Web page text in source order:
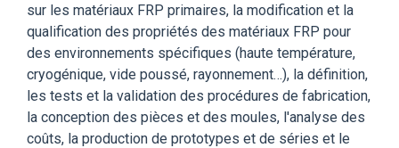
sur les matériaux FRP primaires, la modification et la
qualification des propriétés des matériaux FRP pour
des environnements spécifiques (haute température,
cryogénique, vide poussé, rayonnement…), la définition,
les tests et la validation des procédures de fabrication,
la conception des pièces et des moules, l'analyse des
coûts, la production de prototypes et de séries et le